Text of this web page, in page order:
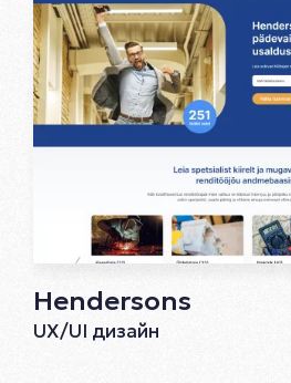
Hendersons
UX/UI дизайн